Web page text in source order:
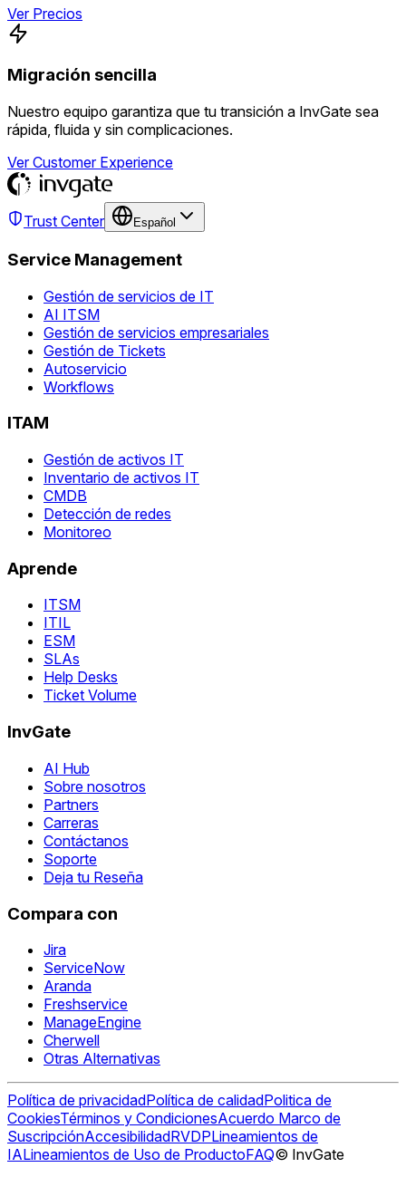
Ver Precios
Migración sencilla
Nuestro equipo garantiza que tu transición a InvGate sea
rápida, fluida y sin complicaciones.
Ver Customer Experience
Trust Center Español
Service Management
Gestión de servicios de IT
AI ITSM
Gestión de servicios empresariales
Gestión de Tickets
Autoservicio
Workflows
ITAM
Gestión de activos IT
Inventario de activos IT
CMDB
Detección de redes
Monitoreo
Aprende
ITSM
ITIL
ESM
SLAs
Help Desks
Ticket Volume
InvGate
AI Hub
Sobre nosotros
Partners
Carreras
Contáctanos
Soporte
Deja tu Reseña
Compara con
Jira
ServiceNow
Aranda
Freshservice
ManageEngine
Cherwell
Otras Alternativas
Política de privacidadPolítica de calidadPolitica de
CookiesTérminos y CondicionesAcuerdo Marco de
SuscripciónAccesibilidadRVDPLineamientos de
IALineamientos de Uso de ProductoFAQ© InvGate